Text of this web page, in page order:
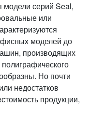
серий Seal,
или
моделей до
производящих
Но почти
недостатков
продукции,